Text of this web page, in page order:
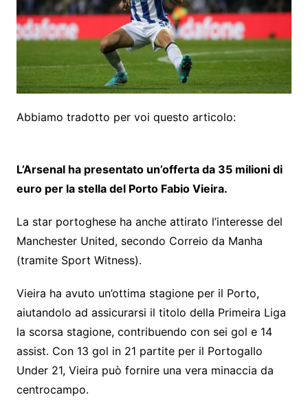
Abbiamo tradotto per voi questo articolo:
L’Arsenal ha presentato un’offerta da 35 milioni di
euro per la stella del Porto Fabio Vieira.
La star portoghese ha anche attirato l’interesse del
Manchester United, secondo Correio da Manha
(tramite Sport Witness).
Vieira ha avuto un’ottima stagione per il Porto,
aiutandolo ad assicurarsi il titolo della Primeira Liga
la scorsa stagione, contribuendo con sei gol e 14
assist. Con 13 gol in 21 partite per il Portogallo
Under 21, Vieira può fornire una vera minaccia da
centrocampo.